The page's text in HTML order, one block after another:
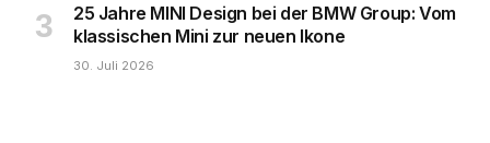
25 Jahre MINI Design bei der BMW Group: Vom
klassischen Mini zur neuen Ikone
30. Juli 2026